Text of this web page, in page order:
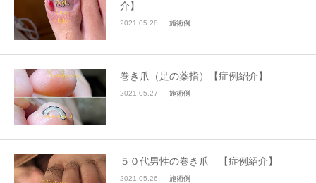
介】
2021.05.28 施術例
巻き爪（足の薬指）【症例紹介】
2021.05.27 施術例
５０代男性の巻き爪 【症例紹介】
2021.05.26 施術例